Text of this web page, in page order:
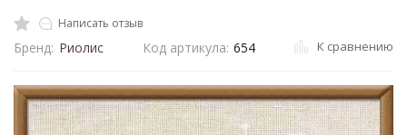
Написать отзыв
Бренд: Риолис Код артикула: 654 К сравнению